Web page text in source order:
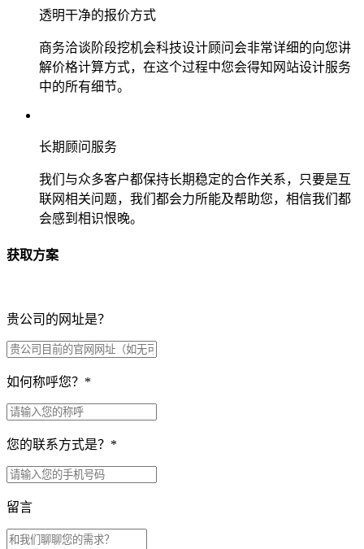
透明干净的报价方式
商务洽谈阶段挖机会科技设计顾问会非常详细的向您讲
解价格计算方式，在这个过程中您会得知网站设计服务
中的所有细节。
长期顾问服务
我们与众多客户都保持长期稳定的合作关系，只要是互
联网相关问题，我们都会力所能及帮助您，相信我们都
会感到相识恨晚。
获取方案
贵公司的网址是？
如何称呼您？ *
您的联系方式是？ *
留言